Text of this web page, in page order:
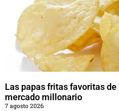
Las papas fritas favoritas
mercado millonario
7 agosto 2026